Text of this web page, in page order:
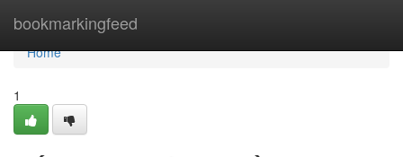
bookmarkingfeed
Home
Home
1